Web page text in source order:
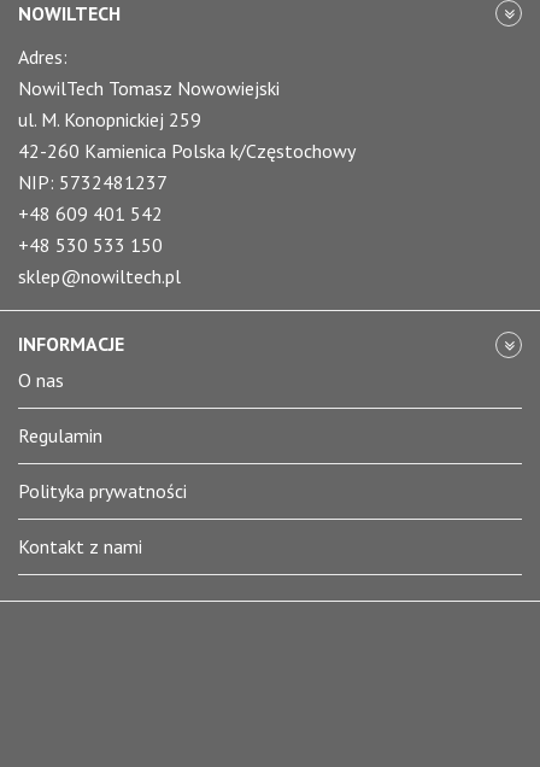
NOWILTECH
Adres:
NowilTech Tomasz Nowowiejski
ul. M. Konopnickiej 259
42-260 Kamienica Polska k/Częstochowy
NIP: 5732481237
+48 609 401 542
+48 530 533 150
sklep@nowiltech.pl
INFORMACJE
O nas
Regulamin
Polityka prywatności
Kontakt z nami